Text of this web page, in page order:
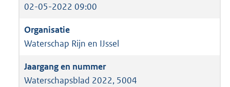
02-05-2022 09:00
Waterschap Rijn en IJssel
Waterschapsblad 2022, 5004